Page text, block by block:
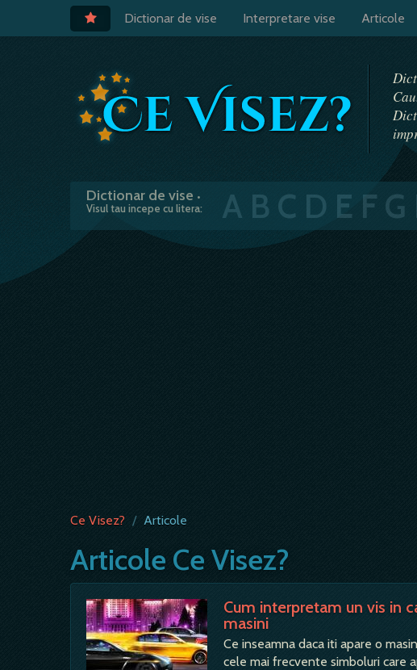
Dictionar de vise Interpretare vise Articole
Dictionar de vise •
Visul tau incepe cu litera:
A B C D E F G
Ce Visez? / Articole
Articole Ce Visez?
Cum interpretam un vis in
masini
Ce inseamna daca iti apare o
cele mai frecvente simboluri care